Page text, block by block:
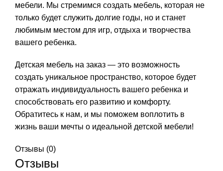
мебели. Мы стремимся создать мебель, которая не
только будет служить долгие годы, но и станет
любимым местом для игр, отдыха и творчества
вашего ребенка.
Детская мебель на заказ — это возможность
создать уникальное пространство, которое будет
отражать индивидуальность вашего ребенка и
способствовать его развитию и комфорту.
Обратитесь к нам, и мы поможем воплотить в
жизнь ваши мечты о идеальной детской мебели!
Отзывы (0)
Отзывы